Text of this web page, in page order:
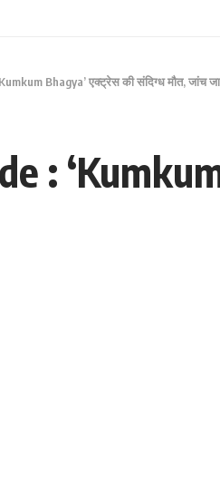
Bhagya’ एक्ट्रेस की संदिग्ध मौत, जांच
: